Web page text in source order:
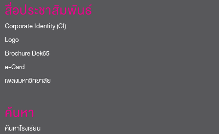
สื่อประชาสัมพันธ์
Corporate Identity (CI)
Logo
Brochure Dek65
e-Card
เพลงมหาวิทยาลัย
ค้นหา
ค้นหาโรงเรียน